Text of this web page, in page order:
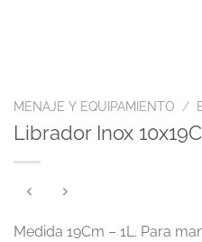
MENAJE Y EQUIPAMIENTO /
Librador Inox
Medida 19Cm – 1L. Para